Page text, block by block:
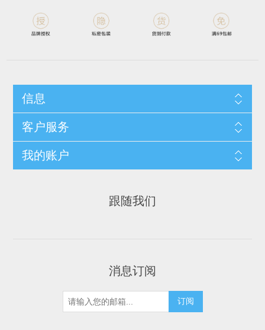
信息
客户服务
我的账户
跟随我们
消息订阅